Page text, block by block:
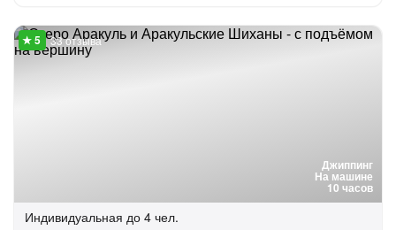
Джиппинг
На машине
10 часов
33 отзыва
Индивидуальная до 4 чел.